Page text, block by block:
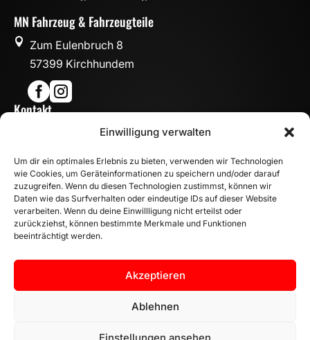
Einwilligung verwalten
Um dir ein optimales Erlebnis zu bieten, verwenden wir Technologien
wie Cookies, um Geräteinformationen zu speichern und/oder darauf
zuzugreifen. Wenn du diesen Technologien zustimmst, können wir
Daten wie das Surfverhalten oder eindeutige IDs auf dieser Website
verarbeiten. Wenn du deine Einwillligung nicht erteilst oder
zurückziehst, können bestimmte Merkmale und Funktionen
beeinträchtigt werden.
Akzeptieren
Ablehnen
Einstellungen ansehen
MN Fahrzeug & Fahrzeugteile

Zum Eulenbruch 8
57399 Kirchhundem

Kontakt
info@mn-fahrzeugteile.de
 WhatsApp
Öffnungszeiten
 Mo - Fr: 8:00 – 17:00 Uhr
Sa: 10:00 – 14:00 Uhr
INFORMATION
Zahlungsarten
Versandinformationen
Widerrufsbelehrung